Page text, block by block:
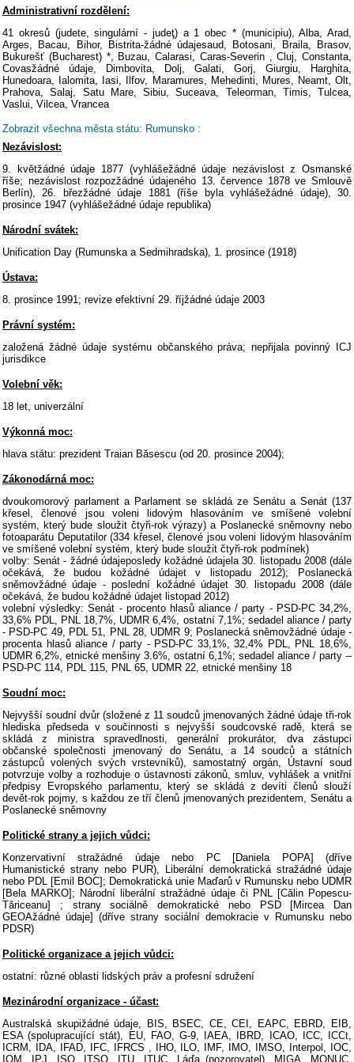
Administrativní rozdělení:
41 okresů (judete, singulární - judeţ) a 1 obec * (municipiu), Alba, Arad,
Arges, Bacau, Bihor, Bistrita-žádné údajesaud, Botosani, Braila, Brasov,
Bukurešť (Bucharest) *, Buzau, Calarasi, Caras-Severin , Cluj, Constanta,
Covasžádné údaje, Dimbovita, Dolj, Galati, Gorj, Giurgiu, Harghita,
Hunedoara, Ialomita, Iasi, Ilfov, Maramures, Mehedinti, Mures, Neamt, Olt,
Prahova, Salaj, Satu Mare, Sibiu, Suceava, Teleorman, Timis, Tulcea,
Vaslui, Vilcea, Vrancea
Zobrazit všechna města státu: Rumunsko :
Nezávislost:
9. květžádné údaje 1877 (vyhlášežádné údaje nezávislost z Osmanské
říše; nezávislost rozpozžádné údajeného 13. července 1878 ve Smlouvě
Berlín), 26. březžádné údaje 1881 (říše byla vyhlášežádné údaje), 30.
prosince 1947 (vyhlášežádné údaje republika)
Národní svátek:
Unification Day (Rumunska a Sedmihradska), 1. prosince (1918)
Ústava:
8. prosince 1991; revize efektivní 29. říjžádné údaje 2003
Právní systém:
založená žádné údaje systému občanského práva; nepřijala povinný ICJ
jurisdikce
Volební věk:
18 let, univerzální
Výkonná moc:
hlava státu: prezident Traian Băsescu (od 20. prosince 2004);
Zákonodárná moc:
dvoukomorový parlament a Parlament se skládá ze Senátu a Senát (137
křesel, členové jsou voleni lidovým hlasováním ve smíšené volební
systém, který bude sloužit čtyři-rok výrazy) a Poslanecké sněmovny nebo
fotoaparátu Deputatilor (334 křesel, členové jsou voleni lidovým hlasováním
ve smíšené volební systém, který bude sloužit čtyři-rok podmínek)
volby: Senát - žádné údajeposledy kožádné údajela 30. listopadu 2008 (dále
očekává, že budou kožádné údajet v listopadu 2012); Poslanecká
sněmovžádné údaje - poslední kožádné údajet 30. listopadu 2008 (dále
očekává, že budou kožádné údajet listopad 2012)
volební výsledky: Senát - procento hlasů aliance / party - PSD-PC 34,2%,
33,6% PDL, PNL 18,7%, UDMR 6,4%, ostatní 7,1%; sedadel aliance / party
- PSD-PC 49, PDL 51, PNL 28, UDMR 9; Poslanecká sněmovžádné údaje -
procenta hlasů aliance / party - PSD-PC 33,1%, 32,4% PDL, PNL 18,6%,
UDMR 6,2%, etnické menšiny 3.6%, ostatní 6,1%; sedadel aliance / party --
PSD-PC 114, PDL 115, PNL 65, UDMR 22, etnické menšiny 18
Soudní moc:
Nejvyšší soudní dvůr (složené z 11 soudců jmenovaných žádné údaje tři-rok
hlediska předseda v součinnosti s nejvyšší soudcovské radě, která se
skládá z ministra spravedlnosti, generální prokurátor, dva zástupci
občanské společnosti jmenovaný do Senátu, a 14 soudců a státních
zástupců volených svých vrstevníků), samostatný orgán, Ústavní soud
potvrzuje volby a rozhoduje o ústavnosti zákonů, smluv, vyhlášek a vnitřní
předpisy Evropského parlamentu, který se skládá z devíti členů slouží
devět-rok pojmy, s každou ze tří členů jmenovaných prezidentem, Senátu a
Poslanecké sněmovny
Politické strany a jejich vůdci:
Konzervativní stražádné údaje nebo PC [Daniela POPA] (dříve
Humanistické strany nebo PUR), Liberální demokratická stražádné údaje
nebo PDL [Emil BOC]; Demokratická unie Maďarů v Rumunsku nebo UDMR
[Bela MARKO]; Národní liberální stražádné údaje či PNL [Călin Popescu-
Tăriceanu] ; strany sociálně demokratické nebo PSD [Mircea Dan
GEOAžádné údaje] (dříve strany sociální demokracie v Rumunsku nebo
PDSR)
Politické organizace a jejich vůdci:
ostatní: různé oblasti lidských práv a profesní sdružení
Mezinárodní organizace - účast:
Australská skupižádné údaje, BIS, BSEC, CE, CEI, EAPC, EBRD, EIB,
ESA (spolupracující stát), EU, FAO, G-9, IAEA, IBRD, ICAO, ICC, ICCt,
ICRM, IDA, IFAD, IFC, IFRCS , IHO, ILO, IMF, IMO, IMSO, Interpol, IOC,
IOM, IPJ, ISO, ITSO, ITU, ITUC, Láďa (pozorovatel), MIGA, MONUC,